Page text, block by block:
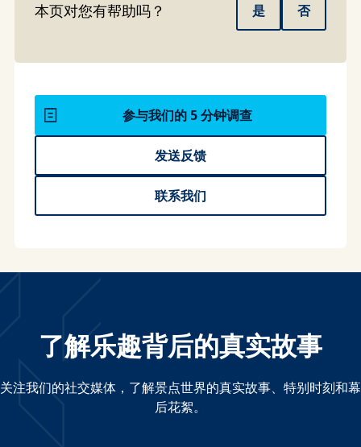
本页对您有帮助吗？ 是 否
参与我们的 5 分钟调查
发送反馈
联系我们
了解乐趣背后的真实故事
关注我们的社交媒体，了解景点世界的真实故事、特别时刻和幕
后花絮。